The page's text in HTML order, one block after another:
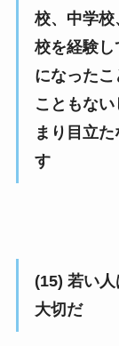
校、中学
校を経験
になった
こともな
まり目立
す
(15) 若い
大切だ